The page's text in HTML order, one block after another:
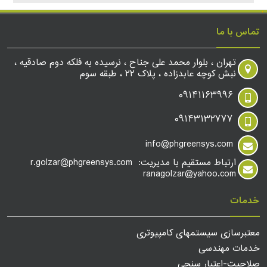
تماس با ما
تهران ، بلوار محمد علی جناح ، نرسیده به فلکه دوم صادقیه ،
نبش کوچه عابدزاده ، پلاک ۲۲ ، طبقه سوم
۰۹۱۴۱۱۶۳۹۹۶
۰۹۱۴۳۱۳۲۷۷۷
info@phgreensys.com
ارتباط مستقیم با مدیریت: r.golzar@phgreensys.com
ranagolzar@yahoo.com
خدمات
معتبرسازی سیستمهای کامپیوتری
خدمات مهندسی